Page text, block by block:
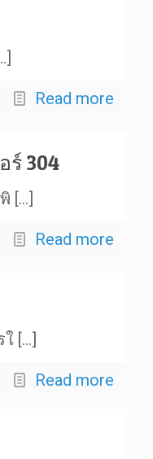
Read more
ร์ 304
[…]
Read more
ใ […]
Read more